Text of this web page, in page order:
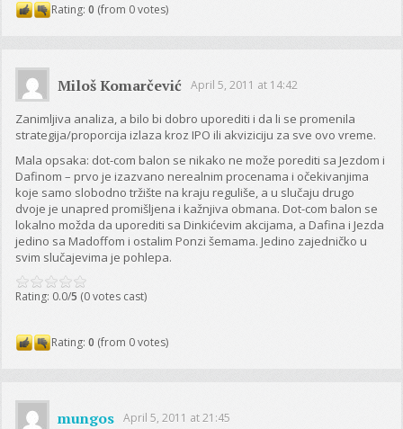
Rating:0 (from 0 votes)
Miloš Komarčević April 5, 2011 at 14:42
Zanimljiva analiza, a bilo bi dobro uporediti i da li se promenila
strategija/proporcija izlaza kroz IPO ili akviziciju za sve ovo vreme.
Mala opsaka: dot-com balon se nikako ne može porediti sa Jezdom i
Dafinom – prvo je izazvano nerealnim procenama i očekivanjima
koje samo slobodno tržište na kraju reguliše, a u slučaju drugo
dvoje je unapred promišljena i kažnjiva obmana. Dot-com balon se
lokalno možda da uporediti sa Dinkićevim akcijama, a Dafina i Jezda
jedino sa Madoffom i ostalim Ponzi šemama. Jedino zajedničko u
svim slučajevima je pohlepa.
Rating: 0.0/5 (0 votes cast)
Rating:0 (from 0 votes)
mungos April 5, 2011 at 21:45